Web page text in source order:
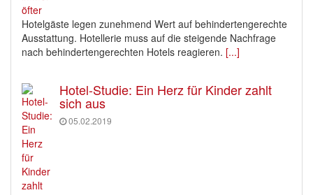
Hotelgäste legen zunehmend Wert auf behindertengerechte
Ausstattung. Hotellerie muss auf die steigende Nachfrage
nach behindertengerechten Hotels reagieren. [...]
Hotel-Studie: Ein Herz für Kinder zahlt
sich aus
05.02.2019